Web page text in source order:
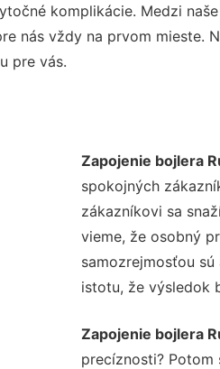
komplikácie. Medzi
nás vždy na prvom mieste.
pre vás.
Zapojenie bojlera
spokojných
zákazníkovi sa
vieme, že osobný
samozrejmosťou
istotu, že výsledok
Zapojenie bojlera
precíznosti? Potom